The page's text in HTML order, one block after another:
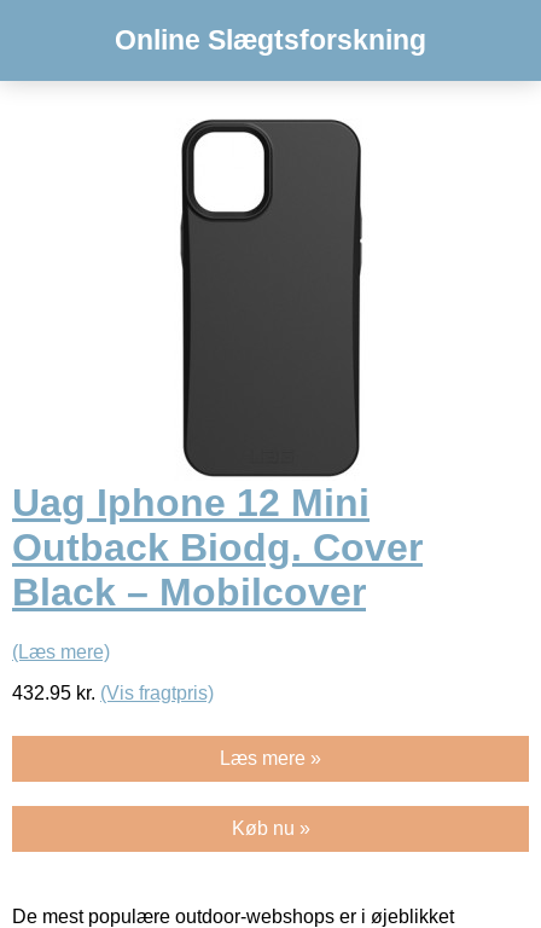
Online Slægtsforskning
Uag Iphone 12 Mini
Outback Biodg. Cover
Black – Mobilcover
(Læs mere)
432.95 kr. (Vis fragtpris)
Læs mere »
Køb nu »
De mest populære outdoor-webshops er i øjeblikket